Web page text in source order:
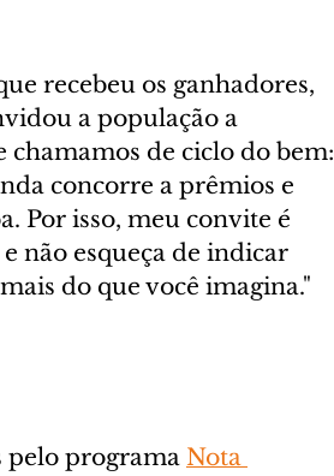
recebeu os ganhadores,
a população a
de ciclo do bem:
concorre a prêmios e
Por isso, meu convite é
não esqueça de indicar
do que você imagina."
pelo programa Nota